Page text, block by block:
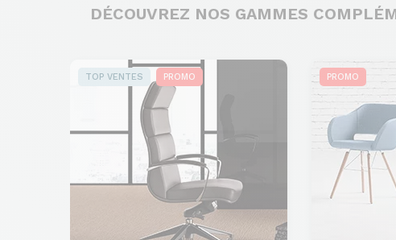
DÉCOUVREZ NOS GAMMES
TOP VENTES PROMO PROMO